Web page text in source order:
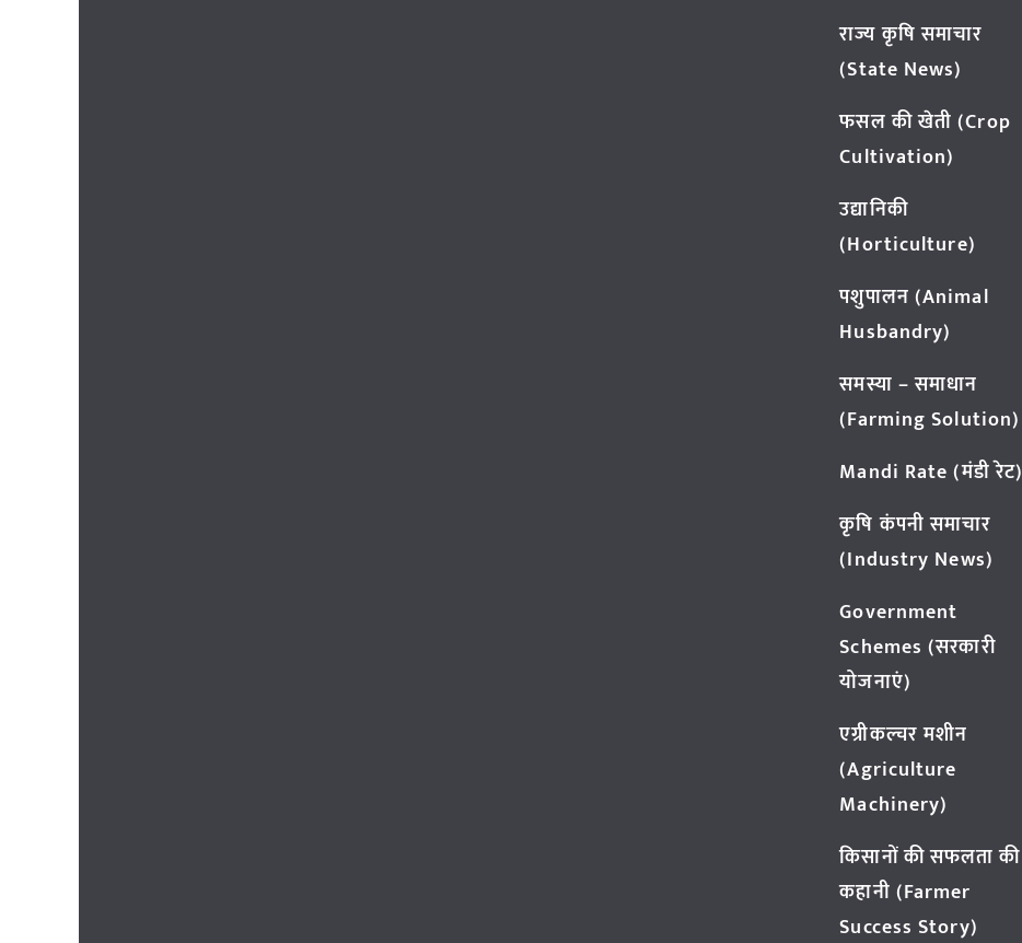
राज्य कृषि समाचार
(State News)
फसल की खेती (Crop
Cultivation)
उद्यानिकी
(Horticulture)
पशुपालन (Animal
Husbandry)
समस्या – समाधान
(Farming Solution)
Mandi Rate (मंडी रेट)
कृषि कंपनी समाचार
(Industry News)
Government
Schemes (सरकारी
योजनाएं)
एग्रीकल्चर मशीन
(Agriculture
Machinery)
किसानों की सफलता की
कहानी (Farmer
Success Story)